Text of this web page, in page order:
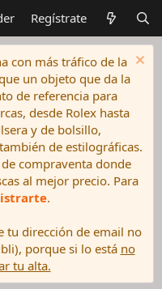
Regístrate
con más tráfico de la
un objeto que da la
de referencia para
desde Rolex hasta
y de bolsillo,
de estilográficas.
compraventa donde
al mejor precio. Para
.
tu dirección de email no
porque si lo está no
tu alta.